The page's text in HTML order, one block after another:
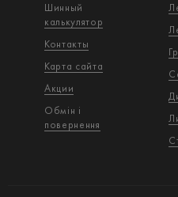
Шинный
калькулятор
Контакты
Карта сайта
Акции
Обмін і
повернення